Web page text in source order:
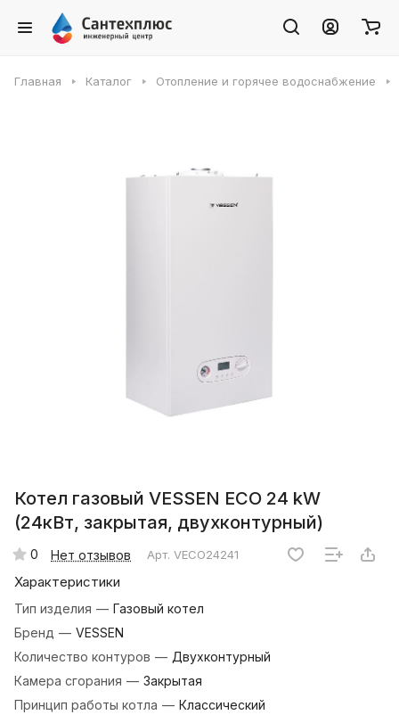
Главная Каталог Отопление и горячее водоснабжение
Котел газовый VESSEN ECO 24 kW
(24кВт, закрытая, двухконтурный)
0 Нет отзывов Арт. VECO24241
Характеристики
Тип изделия — Газовый котел
Бренд — VESSEN
Количество контуров — Двухконтурный
Камера сгорания — Закрытая
Принцип работы котла — Классический